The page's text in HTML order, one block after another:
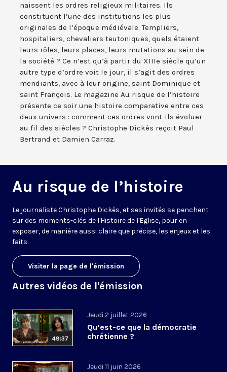
naissent les ordres religieux militaires. Ils
constituent l’une des institutions les plus
originales de l’époque médiévale. Templiers,
hospitaliers, chevaliers teutoniques, quels étaient
leurs rôles, leurs places, leurs mutations au sein de
la société ? Ce n’est qu’à partir du XIIIe siècle qu’un
autre type d’ordre voit le jour, il s’agit des ordres
mendiants, avec à leur origine, saint Dominique et
saint François. Le magazine Au risque de l’histoire
présente ce soir une histoire comparative entre ces
deux univers : comment ces ordres vont-ils évoluer
au fil des siècles ? Christophe Dickès reçoit Paul
Bertrand et Damien Carraz.
Au risque de l’histoire
Le journaliste Christophe Dickès, et ses invités se penchent
sur des moments-clés de l'Histoire de l'Eglise, pour en
exposer, de manière aussi claire que précise, les enjeux et les
faits.
Visiter la page de l'émission
Autres vidéos de l'émission
49:37
Jeudi 2 juillet 2026
Qu’est-ce que la démocratie
chrétienne ?
Jeudi 11 juin 2026